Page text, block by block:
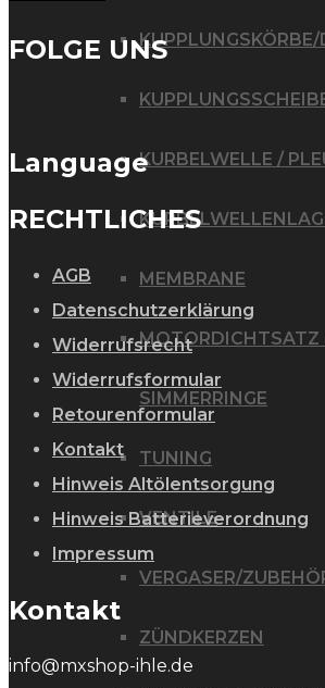
KURBELWELLE /
MEMBRANE
MOTORDICHTSATZ
SIMMERRINGE
TUNING
VENTILE
VERGASER/
ZÜNDKERZEN
FOLGE UNS
Language
RECHTLICHES
AGB
Datenschutzerklärung
Widerrufsrecht
Widerrufsformular
Retourenformular
Kontakt
Hinweis Altölentsorgung
Hinweis Batterieverordnung
Impressum
Kontakt
info@mxshop-ihle.de